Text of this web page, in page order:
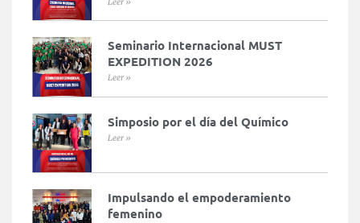
Seminario Internacional MUST
EXPEDITION 2026
Leer »
Simposio por el día del Químico
Leer »
Impulsando el empoderamiento
femenino